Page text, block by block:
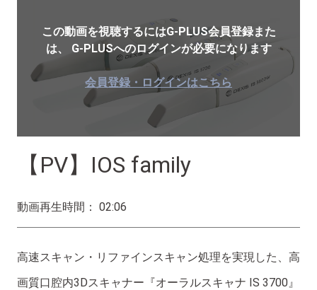
この動画を視聴するにはG-PLUS会員登録また
は、
G-PLUSへのログインが必要になります
会員登録・ログインはこちら
【PV】IOS family
動画再生時間： 02:06
高速スキャン・リファインスキャン処理を実現した、高
画質口腔内3Dスキャナー『オーラルスキャナ IS 3700』